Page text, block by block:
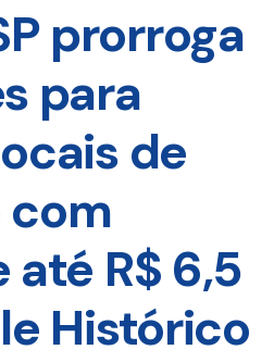
prorroga
para
de
com
até R$ 6,5
Histórico